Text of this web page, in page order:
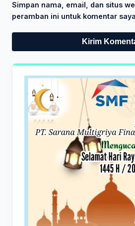
Simpan nama, email, dan situs
peramban ini untuk komentar